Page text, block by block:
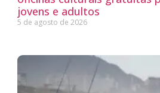
jovens e adultos
5 de agosto de 2026